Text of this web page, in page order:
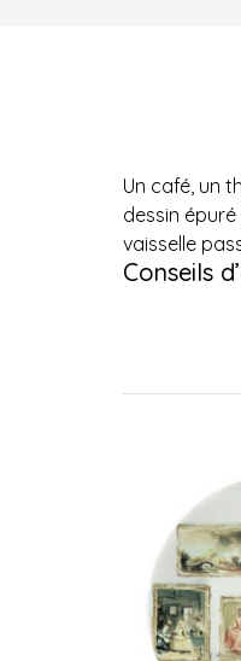
Un café, un
dessin
vaisselle
Conseils